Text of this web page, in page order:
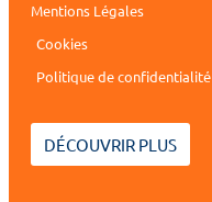
Mentions Légales
Cookies
Politique de confidentialité
DÉCOUVRIR PLUS